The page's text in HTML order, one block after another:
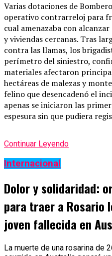
Varias dotaciones de
operativo contrarreloj para
cual amenazaba con
y viviendas cercanas. Tras
contra las llamas, los
perímetro del siniestro,
materiales afectaron
hectáreas de malezas y
felino que desencadenó el
apenas se iniciaron las
espesura sin que pudiera
Continuar Leyendo
Internacional
Dolor y solidaridad:
para traer a Rosario
joven fallecida en
La muerte de una rosarina de